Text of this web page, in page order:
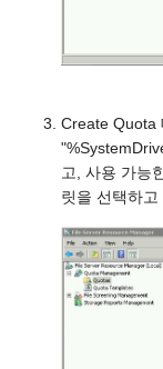
Create Quota
고, 사용 가능
릿을 선택하